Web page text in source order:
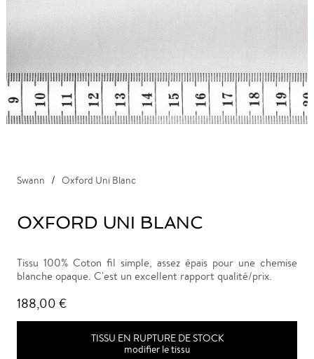
Swann Oxford Uni Blanc
OXFORD UNI BLANC
Tissu 100% Coton fil simple, assez épais pour une chemise
blanche opaque. C'est un excellent rapport qualité/prix.
188,00 €
TISSU EN RUPTURE DE STOCK
modifier le tissu